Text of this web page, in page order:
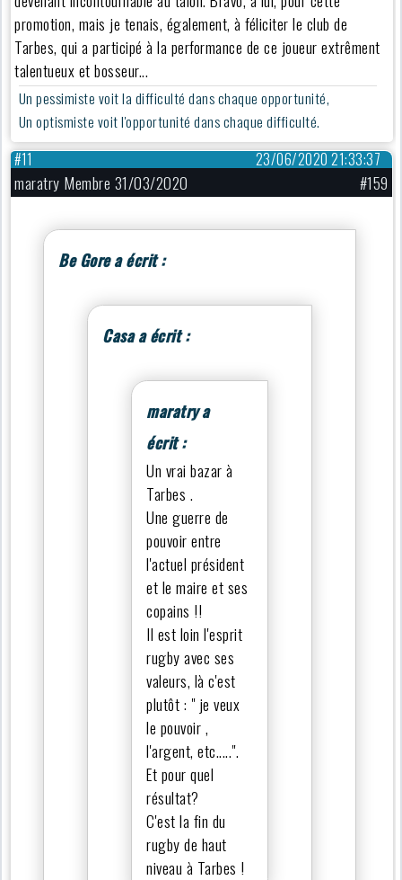
promotion, mais je tenais, également, à féliciter le club de
Tarbes, qui a participé à la performance de ce joueur extrêment
talentueux et bosseur...
Un pessimiste voit la difficulté dans chaque opportunité,
Un optismiste voit l'opportunité dans chaque difficulté.
23/06/2020 21:33:37
#11
maratry Membre 31/03/2020 #159
Be Gore a écrit :
Casa a écrit :
maratry a
écrit :
Un vrai bazar à
Tarbes .
Une guerre de
pouvoir entre
l'actuel président
et le maire et ses
copains !!
Il est loin l'esprit
rugby avec ses
valeurs, là c'est
plutôt : " je veux
le pouvoir ,
l'argent, etc.....".
Et pour quel
résultat?
C'est la fin du
rugby de haut
niveau à Tarbes !